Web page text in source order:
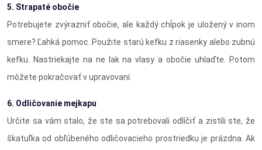
5. Strapaté obočie
Potrebujete zvýrazniť obočie, ale každý chĺpok je uložený v inom
smere? Ľahká pomoc. Použite starú kefku z riasenky alebo zubnú
kefku. Nastriekajte na ne lak na vlasy a obočie uhlaďte. Potom
môžete pokračovať v upravovaní.
6. Odličovanie mejkapu
Určite sa vám stalo, že ste sa potrebovali odlíčiť a zistili ste, že
škatuľka od obľúbeného odličovacieho prostriedku je prázdna. Ak